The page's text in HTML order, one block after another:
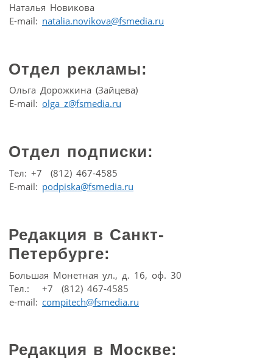
Наталья Новикова
E-mail: natalia.novikova@fsmedia.ru
Отдел рекламы:
Ольга Дорожкина (Зайцева)
E-mail: olga_z@fsmedia.ru
Отдел подписки:
Тел: +7 (812) 467-4585
E-mail: podpiska@fsmedia.ru
Редакция в Санкт-
Петербурге:
Большая Монетная ул., д. 16, оф. 30
Тел.: +7 (812) 467-4585
e-mail: compitech@fsmedia.ru
Редакция в Москве: